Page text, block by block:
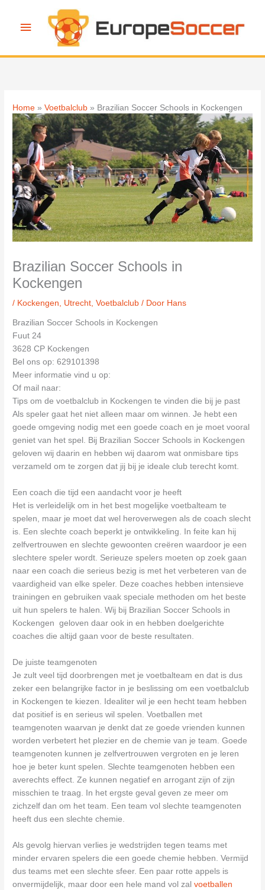
Hoofdmenu
Home Voetbalclub Brazilian Soccer Schools in Kockengen
Brazilian Soccer Schools in
Kockengen
/ Kockengen Utrecht ,Voetbalclub / Door Hans
Brazilian Soccer Schools in Kockengen
Fuut 24
3628 CP Kockengen
Bel ons op: 629101398
Meer informatie vind u op:
Of mail naar:
Tips om de voetbalclub in Kockengen te vinden die bij je past
Als speler gaat het niet alleen maar om winnen. Je hebt een
goede omgeving nodig met een goede coach en je moet vooral
geniet van het spel. Bij Brazilian Soccer Schools in Kockengen
geloven wij daarin en hebben wij daarom wat onmisbare tips
verzameld om te zorgen dat jij bij je ideale club terecht komt.
Een coach die tijd een aandacht voor je heeft
Het is verleidelijk om in het best mogelijke voetbalteam te
spelen, maar je moet dat wel heroverwegen als de coach slecht
is. Een slechte coach beperkt je ontwikkeling. In feite kan hij
zelfvertrouwen en slechte gewoonten creëren waardoor je een
slechtere speler wordt. Serieuze spelers moeten op zoek gaan
naar een coach die serieus bezig is met het verbeteren van de
vaardigheid van elke speler. Deze coaches hebben intensieve
trainingen en gebruiken vaak speciale methoden om het beste
uit hun spelers te halen. Wij bij Brazilian Soccer Schools in
Kockengen geloven daar ook in en hebben doelgerichte
coaches die altijd gaan voor de beste resultaten.
De juiste teamgenoten
Je zult veel tijd doorbrengen met je voetbalteam en dat is dus
zeker een belangrijke factor in je beslissing om een voetbalclub
in Kockengen te kiezen. Idealiter wil je een hecht team hebben
dat positief is en serieus wil spelen. Voetballen met
teamgenoten waarvan je denkt dat ze goede vrienden kunnen
worden verbetert het plezier en de chemie van je team. Goede
teamgenoten kunnen je zelfvertrouwen vergroten en je leren
hoe je beter kunt spelen. Slechte teamgenoten hebben een
averechts effect. Ze kunnen negatief en arrogant zijn of zijn
misschien te traag. In het ergste geval geven ze meer om
zichzelf dan om het team. Een team vol slechte teamgenoten
heeft dus een slechte chemie.
Als gevolg hiervan verlies je wedstrijden tegen teams met
minder ervaren spelers die een goede chemie hebben. Vermijd
dus teams met een slechte sfeer. Een paar rotte appels is
onvermijdelijk, maar door een hele mand vol zalvoetballen